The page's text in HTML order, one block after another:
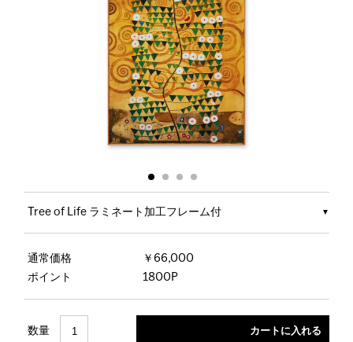
Tree of Life ラミネート加工フレーム付
通常価格
￥66,000
ポイント
1800P
数量